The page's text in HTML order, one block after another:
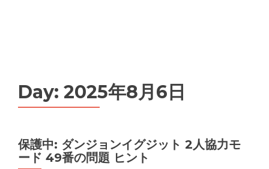
Day: 2025年8月6日
保護中: ダンジョンイグジット 2人協力モ
ード 49番の問題 ヒント